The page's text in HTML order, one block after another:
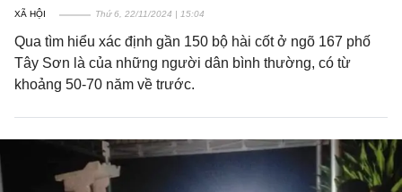
XÃ HỘI Thứ 6, 22/11/2024 | 15:04
Qua tìm hiểu xác định gần 150 bộ hài cốt ở ngõ 167 phố
Tây Sơn là của những người dân bình thường, có từ
khoảng 50-70 năm về trước.